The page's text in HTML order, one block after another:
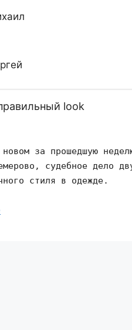
look
новом за прошедшую
судебное дело
стиля в одежде.